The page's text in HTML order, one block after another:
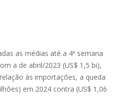
as médias até a 4ª semana
a de abril/2023 (US$ 1,5 bi),
às importações, a queda
em 2024 contra (US$ 1,06